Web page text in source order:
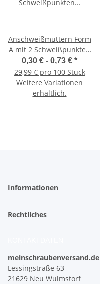
Anschweißmuttern Form
A mit 2 Schweißpunkten
unten A2
0,30 € - 0,73 € *
29,99 € pro 100 Stück
Weitere Variationen
erhältlich.
Informationen
Rechtliches
meinschraubenversand.de
Lessingstraße 63
21629 Neu Wulmstorf